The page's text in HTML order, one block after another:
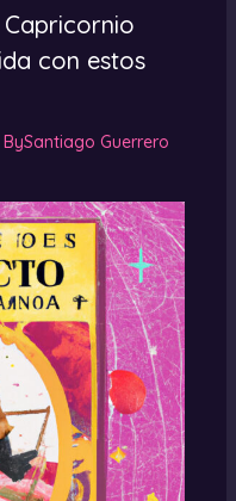
con estos
Santiago Guerrero